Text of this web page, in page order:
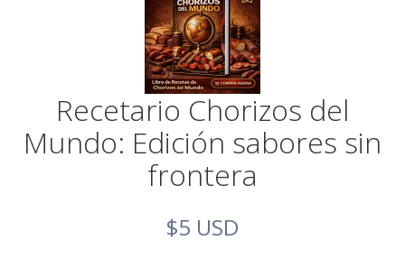
Recetario Chorizos del
Mundo: Edición sabores sin
frontera
$5 USD